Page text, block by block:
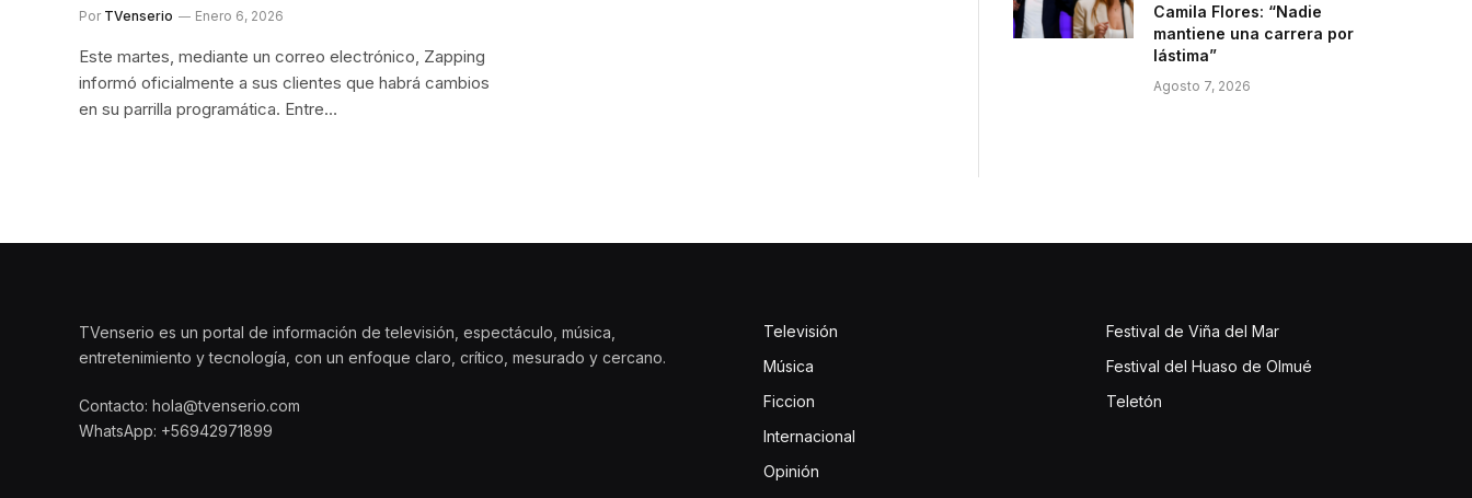
Por TVenserio Enero 6, 2026
Este martes, mediante un correo electrónico, Zapping
informó oficialmente a sus clientes que habrá cambios
en su parrilla programática. Entre…
Camila Flores: “Nadie
mantiene una carrera por
lástima”
Agosto 7, 2026
TVenserio es un portal de información de televisión, espectáculo, música,
entretenimiento y tecnología, con un enfoque claro, crítico, mesurado y cercano.
Contacto: hola@tvenserio.com
WhatsApp: +56942971899
Televisión
Música
Ficcion
Internacional
Opinión
Festival de Viña del Mar
Festival del Huaso de Olmué
Teletón